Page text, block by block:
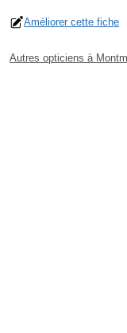
Améliorer cette fiche
Autres opticiens à